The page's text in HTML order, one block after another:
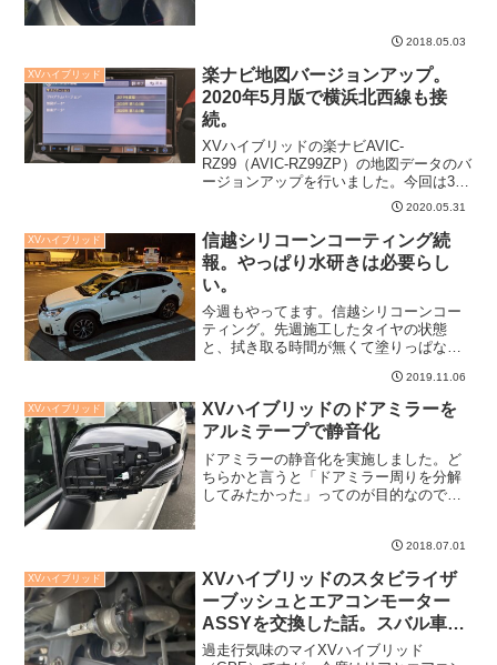
2018.05.03
XVハイブリッド
楽ナビ地図バージョンアップ。
2020年5月版で横浜北西線も接
続。
XVハイブリッドの楽ナビAVIC-
RZ99（AVIC-RZ99ZP）の地図データのバ
ージョンアップを行いました。今回は3月
に開通した首都高横浜北西線が繋がって
2020.05.31
XVハイブリッド
信越シリコーンコーティング続
報。やっぱり水研きは必要らし
い。
今週もやってます。信越シリコーンコー
ティング。先週施工したタイヤの状態
と、拭き取る時間が無くて塗りっぱなし
っぱり「水研き」は必要です。 2019.11.06
XVハイブリッド
XVハイブリッドのドアミラーを
アルミテープで静音化
ドアミラーの静音化を実施しました。ど
ちらかと言うと「ドアミラー周りを分解
してみたかった」ってのが目的なので、
2018.07.01
XVハイブリッド
XVハイブリッドのスタビライザ
ーブッシュとエアコンモーター
ASSYを交換した話。スバル車は
やはり維持費がかかるのか？
過走行気味のマイXVハイブリッド